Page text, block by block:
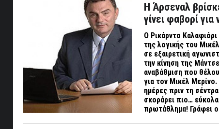
Η Άρσεναλ
γίνει φαβορί
Ο Ρικάρντο
της λογικής του
σε εξαιρετική
την κίνηση της
αναβάθμιση που
για τον Μικέλ
ημέρες πριν τη
σκοράρει πιο…
πρωτάθλημα! Γράφει